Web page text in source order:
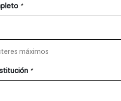
*
máximos
*